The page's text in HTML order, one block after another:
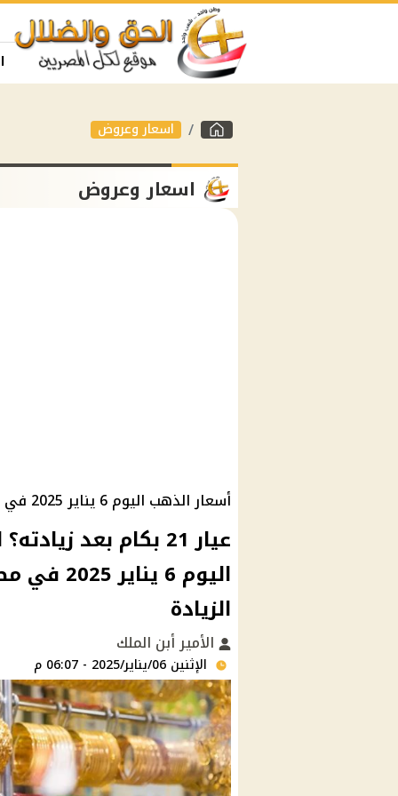
اسعار وعروض
اسعار وعروض
أسعار الذهب اليوم 6 يناير 2025 في مصر
عيار 21 بكام بعد
اليوم 6
الزيادة
الأمير أبن الملك
الإثنين 06/يناير/2025 - 06:07 م